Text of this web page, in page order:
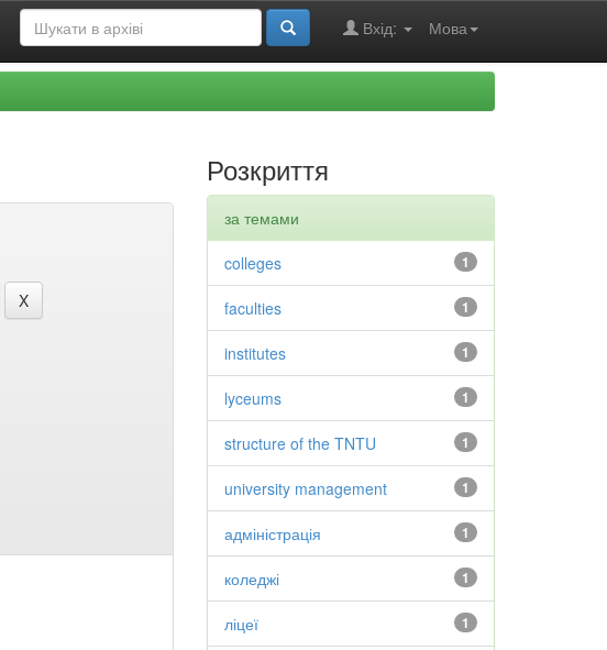
Мова
Вхід:
Розкриття
за темами
1
colleges
1
faculties
1
institutes
1
lyceums
1
structure of the TNTU
1
university management
1
адміністрація
1
коледжі
1
ліцеї